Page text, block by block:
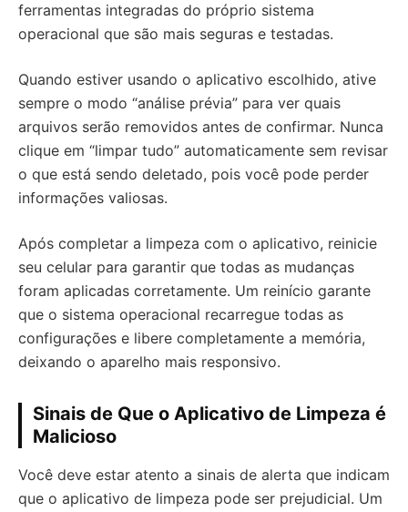
ferramentas integradas do próprio sistema
operacional que são mais seguras e testadas.
Quando estiver usando o aplicativo escolhido, ative
sempre o modo “análise prévia” para ver quais
arquivos serão removidos antes de confirmar. Nunca
clique em “limpar tudo” automaticamente sem revisar
o que está sendo deletado, pois você pode perder
informações valiosas.
Após completar a limpeza com o aplicativo, reinicie
seu celular para garantir que todas as mudanças
foram aplicadas corretamente. Um reinício garante
que o sistema operacional recarregue todas as
configurações e libere completamente a memória,
deixando o aparelho mais responsivo.
Sinais de Que o Aplicativo de Limpeza é
Malicioso
Você deve estar atento a sinais de alerta que indicam
que o aplicativo de limpeza pode ser prejudicial. Um